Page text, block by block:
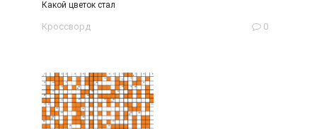
Какой цветок стал
Кроссворд 0